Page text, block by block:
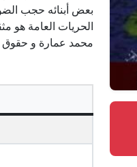
بعض أبنائه حجب
الحريات العامة هو
محمد عمارة و حقوق